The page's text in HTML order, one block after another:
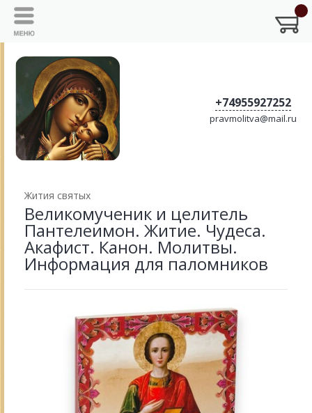
+74955927252
pravmolitva@mail.ru
Жития святых
Великомученик и целитель
Пантелеимон. Житие. Чудеса.
Акафист. Канон. Молитвы.
Информация для паломников